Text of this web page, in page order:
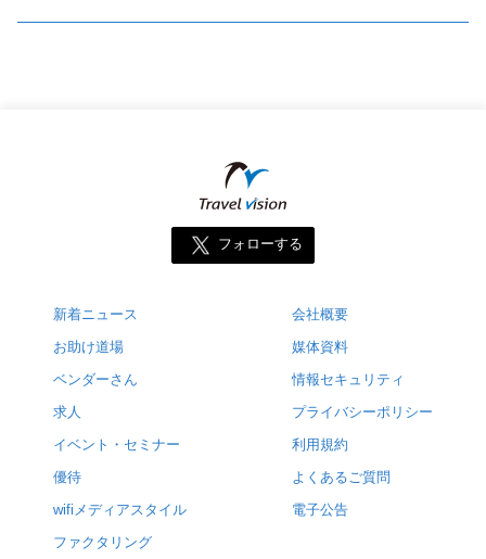
フォローする
新着ニュース
お助け道場
ベンダーさん
求人
イベント・セミナー
優待
wifiメディアスタイル
ファクタリング
会社概要
媒体資料
情報セキュリティ
プライバシーポリシー
利用規約
よくあるご質問
電子公告